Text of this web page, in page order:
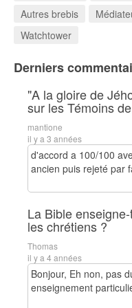
Autres brebis
Watchtower
Derniers
"A la gloire de
sur les Témoins
mantione
il y a 3 années
d'accord a 100/100
ancien puis rejeté par
La Bible
les chrétiens ?
Thomas
il y a 4 années
Bonjour, Eh non, pas
enseignement